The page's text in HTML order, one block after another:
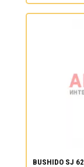
BUSHIDO SJ